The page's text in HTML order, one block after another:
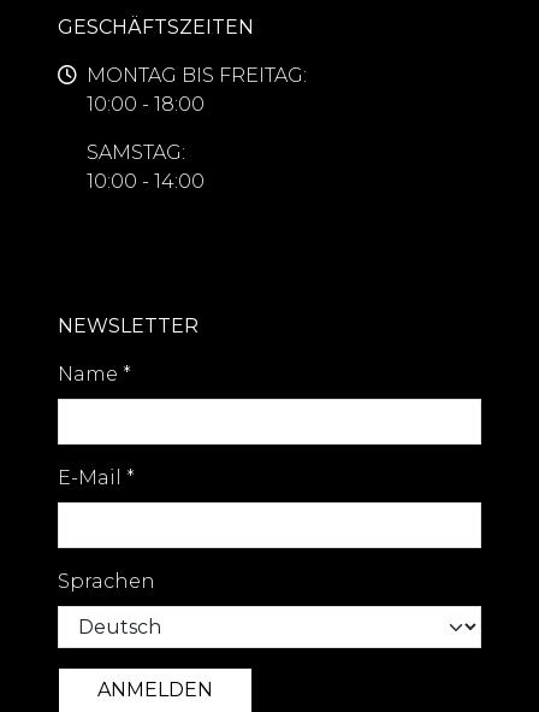
GESCHÄFTSZEITEN
MONTAG BIS FREITAG:
10:00 - 18:00
SAMSTAG:
10:00 - 14:00
NEWSLETTER
Name *
E-Mail *
Sprachen